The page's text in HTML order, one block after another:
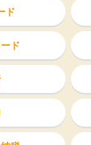
ド
ド